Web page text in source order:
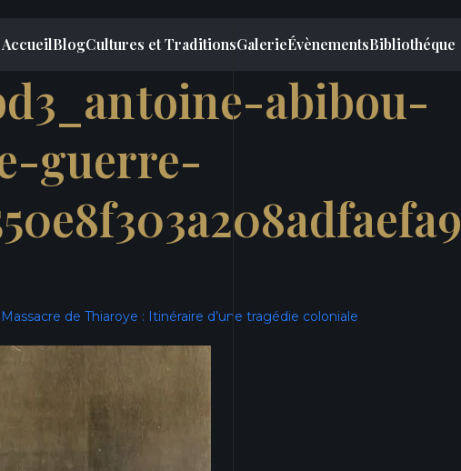
AccueilBlogCultures et TraditionsGalerieÉvènementsBibliothéque
abibou-
guerre-
Massacre de Thiaroye : Itinéraire d’une tragédie coloniale